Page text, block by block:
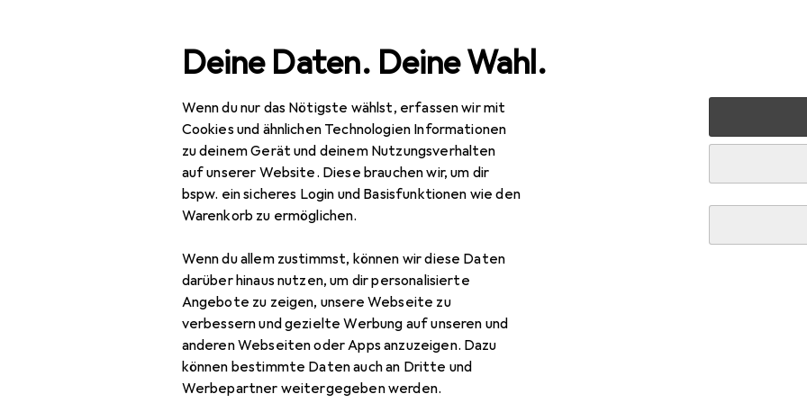
Deine Daten. Deine Wahl.
Wenn du nur das Nötigste wählst, erfassen wir mit
Cookies und ähnlichen Technologien Informationen
zu deinem Gerät und deinem Nutzungsverhalten
auf unserer Website. Diese brauchen wir, um dir
bspw. ein sicheres Login und Basisfunktionen wie den
Warenkorb zu ermöglichen.
Wenn du allem zustimmst, können wir diese Daten
darüber hinaus nutzen, um dir personalisierte
Angebote zu zeigen, unsere Webseite zu
verbessern und gezielte Werbung auf unseren und
anderen Webseiten oder Apps anzuzeigen. Dazu
können bestimmte Daten auch an Dritte und
Werbepartner weitergegeben werden.
Navigation nach KategorienGesamtsortiment IT + Multimedia Smartphones + Tablets